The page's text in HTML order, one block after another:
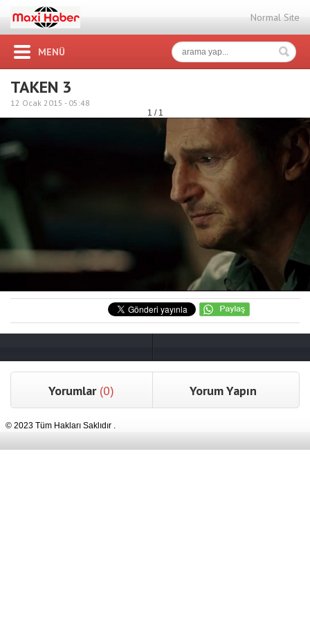
Normal Site
MENÜ
TAKEN 3
12 Ocak 2015 - 05:48
1 / 1
Yorumlar (0) Yorum Yapın
© 2023 Tüm Hakları Saklıdır .